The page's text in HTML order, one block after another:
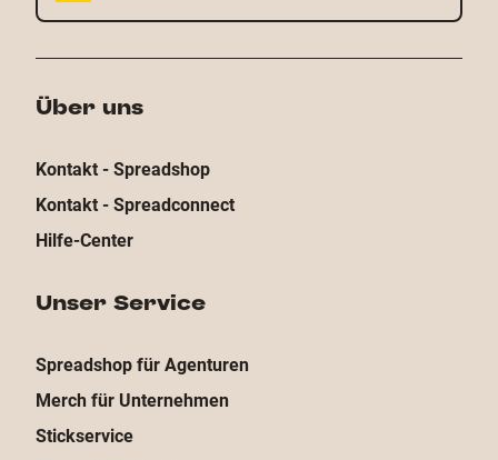
Über uns
Kontakt - Spreadshop
Kontakt - Spreadconnect
Hilfe-Center
Unser Service
Spreadshop für Agenturen
Merch für Unternehmen
Stickservice